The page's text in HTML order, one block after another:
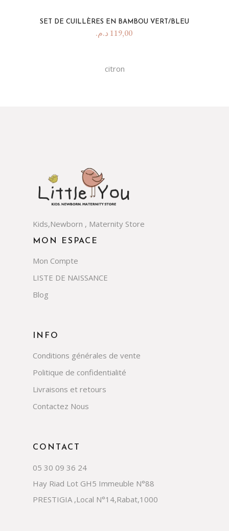
SET DE CUILLÈRES EN BAMBOU VERT/BLEU
119,00 د.م.
citron
CONTACT
05 30 09 36 24
Hay Riad Lot GH5 Immeuble N°88
PRESTIGIA ,Local N°14,Rabat,1000
INFO
Conditions générales de vente
Politique de confidentialité
Livraisons et retours
Contactez Nous
MON ESPACE
Mon Compte
LISTE DE NAISSANCE
Blog
Kids,Newborn , Maternity Store